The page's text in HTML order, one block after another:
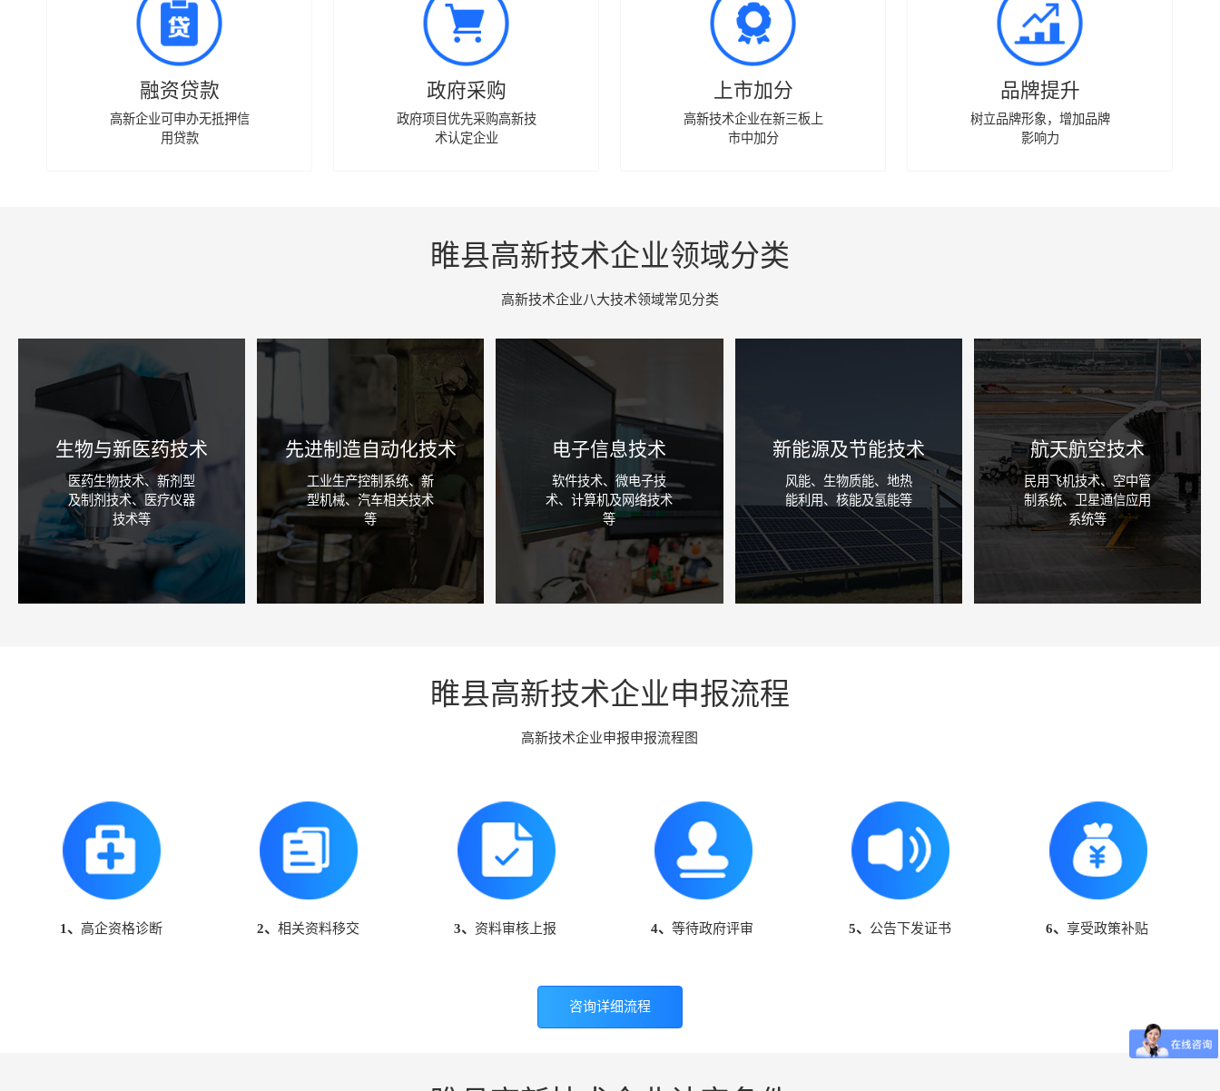
融资贷款
高新企业可申办无抵押信
用贷款
政府采购
政府项目优先采购高新技
术认定企业
上市加分
高新技术企业在新三板上
市中加分
品牌提升
树立品牌形象，增加品牌
影响力
睢县高新技术企业领域分类
高新技术企业八大技术领域常见分类
生物与新医药技术
医药生物技术、新剂型
及制剂技术、医疗仪器
技术等
先进制造自动化技术
工业生产控制系统、新
型机械、汽车相关技术
等
电子信息技术
软件技术、微电子技
术、计算机及网络技术
等
新能源及节能技术
风能、生物质能、地热
能利用、核能及氢能等
航天航空技术
民用飞机技术、空中管
制系统、卫星通信应用
系统等
睢县高新技术企业申报流程
高新技术企业申报申报流程图
1、 高企资格诊断 2、 相关资料移交 3、资料审核上报 4、等待政府评审 5、 公告下发证书 6、享受政策补贴
咨询详细流程